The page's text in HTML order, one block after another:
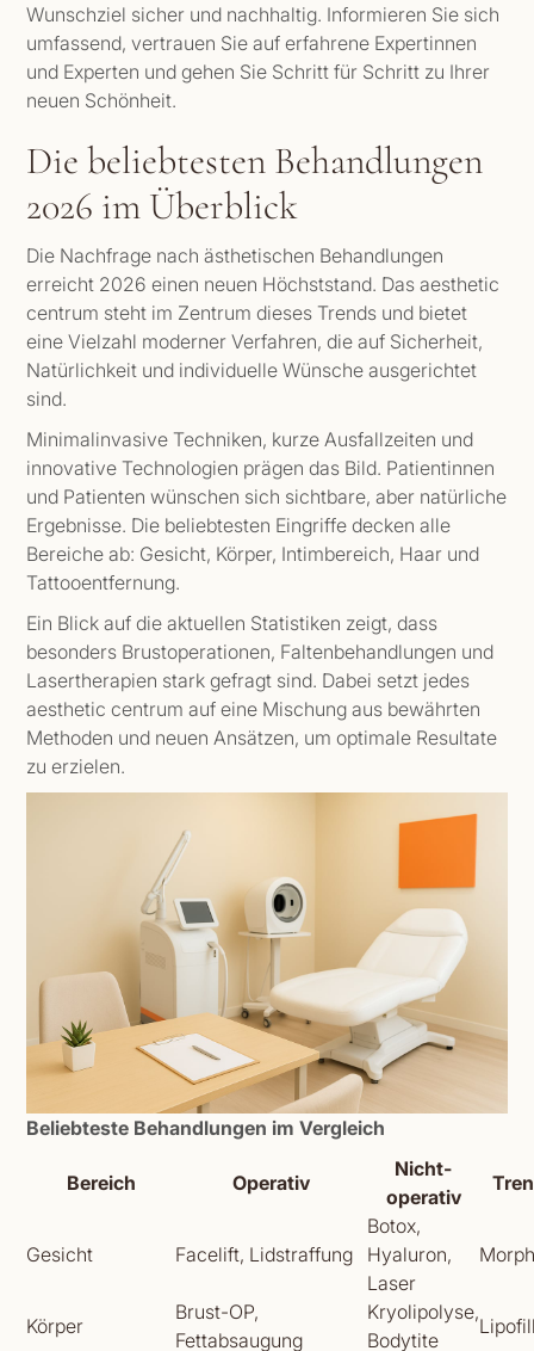
Wunschziel sicher und nachhaltig. Informieren Sie sich
umfassend, vertrauen Sie auf erfahrene Expertinnen
und Experten und gehen Sie Schritt für Schritt zu Ihrer
neuen Schönheit.
Die beliebtesten Behandlungen
2026 im Überblick
Die Nachfrage nach ästhetischen Behandlungen
erreicht 2026 einen neuen Höchststand. Das aesthetic
centrum steht im Zentrum dieses Trends und bietet
eine Vielzahl moderner Verfahren, die auf Sicherheit,
Natürlichkeit und individuelle Wünsche ausgerichtet
sind.
Minimalinvasive Techniken, kurze Ausfallzeiten und
innovative Technologien prägen das Bild. Patientinnen
und Patienten wünschen sich sichtbare, aber natürliche
Ergebnisse. Die beliebtesten Eingriffe decken alle
Bereiche ab: Gesicht, Körper, Intimbereich, Haar und
Tattooentfernung.
Ein Blick auf die aktuellen Statistiken zeigt, dass
besonders Brustoperationen, Faltenbehandlungen und
Lasertherapien stark gefragt sind. Dabei setzt jedes
aesthetic centrum auf eine Mischung aus bewährten
Methoden und neuen Ansätzen, um optimale Resultate
zu erzielen.
Beliebteste Behandlungen im Vergleich
Bereich Operativ
Nicht-
operativ
Gesicht Facelift, Lidstraffung
Botox,
Hyaluron,
Laser
Körper
Brust-OP,
Fettabsaugung
Kryolipolyse,
Bodytite